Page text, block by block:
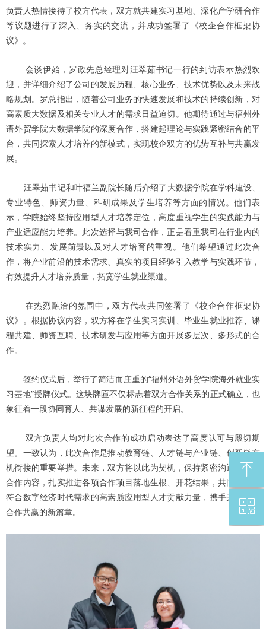
负责人热情接待了校方代表，双方就共建实习基地、深化产学研合作
等议题进行了深入、务实的交流，并成功签署了《校企合作框架协
议》。
会谈伊始，罗政先总经理对汪翠茹书记一行的到访表示热烈欢
迎，并详细介绍了公司的发展历程、核心业务、技术优势以及未来战
略规划。罗总指出，随着公司业务的快速发展和技术的持续创新，对
高素质大数据及相关专业人才的需求日益迫切。他期待通过与福州外
语外贸学院大数据学院的深度合作，搭建起理论与实践紧密结合的平
台，共同探索人才培养的新模式，实现校企双方的优势互补与共赢发
展。
汪翠茹书记和叶福兰副院长随后介绍了大数据学院在学科建设、
专业特色、师资力量、科研成果及学生培养等方面的情况。他们表
示，学院始终坚持应用型人才培养定位，高度重视学生的实践能力与
产业适应能力培养。此次选择与我司合作，正是看重我司在行业内的
技术实力、发展前景以及对人才培育的重视。他们希望通过此次合
作，将产业前沿的技术需求、真实的项目经验引入教学与实践环节，
有效提升人才培养质量，拓宽学生就业渠道。
在热烈融洽的氛围中，双方代表共同签署了《校企合作框架协
议》。根据协议内容，双方将在学生实习实训、毕业生就业推荐、课
程共建、师资互聘、技术研发与应用等方面开展多层次、多形式的合
作。
签约仪式后，举行了简洁而庄重的“福州外语外贸学院海外就业实
习基地”授牌仪式。这块牌匾不仅标志着双方合作关系的正式确立，也
象征着一段协同育人、共谋发展的新征程的开启。
双方负责人均对此次合作的成功启动表达了高度认可与殷切期
望。一致认为，此次合作是推动教育链、人才链与产业链、创新链有
机衔接的重要举措。未来，双方将以此为契机，保持紧密沟通，细化
合作内容，扎实推进各项合作项目落地生根、开花结果，共同为培养
符合数字经济时代需求的高素质应用型人才贡献力量，携手开创校企
合作共赢的新篇章。
ꁸ
回到顶部
ꀥ